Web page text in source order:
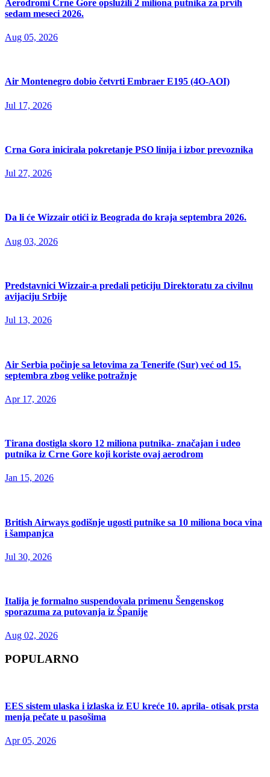
Aerodromi Crne Gore opslužili 2 miliona putnika za prvih
sedam meseci 2026.
Aug 05, 2026
Air Montenegro dobio četvrti Embraer E195 (4O-AOI)
Jul 17, 2026
Crna Gora inicirala pokretanje PSO linija i izbor prevoznika
Jul 27, 2026
Da li će Wizzair otići iz Beograda do kraja septembra 2026.
Aug 03, 2026
Predstavnici Wizzair-a predali peticiju Direktoratu za civilnu
avijaciju Srbije
Jul 13, 2026
Air Serbia počinje sa letovima za Tenerife (Sur) već od 15.
septembra zbog velike potražnje
Apr 17, 2026
Tirana dostigla skoro 12 miliona putnika- značajan i udeo
putnika iz Crne Gore koji koriste ovaj aerodrom
Jan 15, 2026
British Airways godišnje ugosti putnike sa 10 miliona boca vina
i šampanjca
Jul 30, 2026
Italija je formalno suspendovala primenu Šengenskog
sporazuma za putovanja iz Španije
Aug 02, 2026
POPULARNO
EES sistem ulaska i izlaska iz EU kreće 10. aprila- otisak prsta
menja pečate u pasošima
Apr 05, 2026